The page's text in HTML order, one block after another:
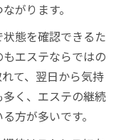
がります。
態を確認できるた
エステならではの
て、翌日から気持
く、エステの継続
方が多いです。